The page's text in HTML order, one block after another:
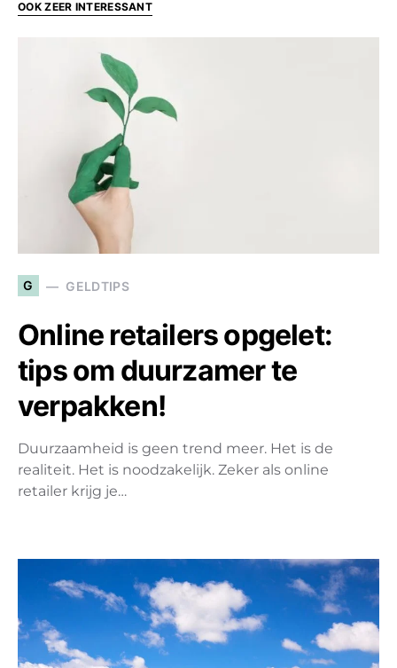
OOK ZEER INTERESSANT
G GELDTIPS
Online retailers opgelet:
tips om duurzamer te
verpakken!
Duurzaamheid is geen trend meer. Het is de
realiteit. Het is noodzakelijk. Zeker als online
retailer krijg je…